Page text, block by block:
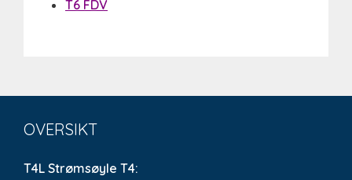
T6 FDV
OVERSIKT
T4L Strømsøyle T4: